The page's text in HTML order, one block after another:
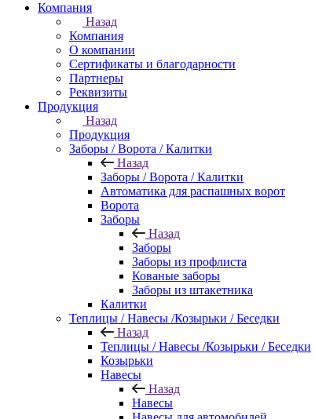
Компания
Назад
Компания
О компании
Сертификаты и благодарности
Партнеры
Реквизиты
Продукция
Назад
Продукция
Заборы / Ворота / Калитки
Назад
Заборы / Ворота / Калитки
Автоматика для распашных ворот
Ворота
Заборы
Назад
Заборы
Заборы из профлиста
Кованые заборы
Заборы из штакетника
Калитки
Теплицы / Навесы /Козырьки / Беседки
Назад
Теплицы / Навесы /Козырьки / Беседки
Козырьки
Навесы
Назад
Навесы